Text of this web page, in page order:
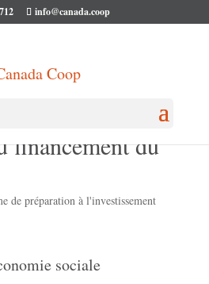
info@canada.coop
coopératives
financement du
de préparation à l'investissement